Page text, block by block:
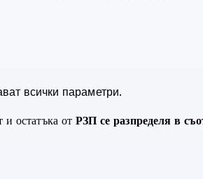
всички параметри.
и остатъка от РЗП се разпределя в